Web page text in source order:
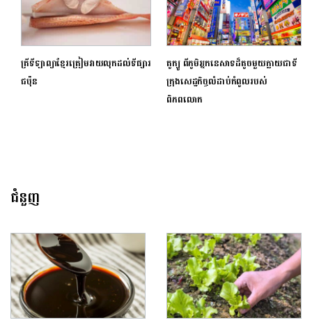
ត្រីទីឡាព្យាខ្មែរត្រៀមវាយលុកដល់ទីផ្សារ
ជប៉ុន
តូក្យូ ពីភូមិអ្នកនេសាទដ៏តូចមួយក្លាយជាទី
ក្រុងសេដ្ឋកិច្ចលំដាប់កំពូលរបស់
ពិភពលោក
ជំនួញ